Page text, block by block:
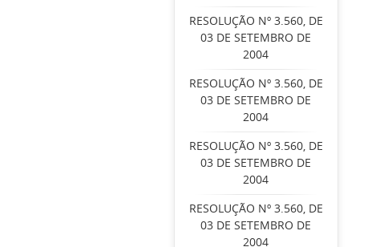
RESOLUÇÃO Nº 3.560, DE
03 DE SETEMBRO DE
2004
RESOLUÇÃO Nº 3.560, DE
03 DE SETEMBRO DE
2004
RESOLUÇÃO Nº 3.560, DE
03 DE SETEMBRO DE
2004
RESOLUÇÃO Nº 3.560, DE
03 DE SETEMBRO DE
2004